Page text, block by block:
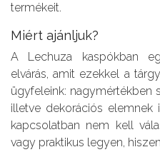
termékeit.
Miért ajánljuk?
A Lechuza kaspókban
elvárás, amit ezekkel a
ügyfeleink: nagymértékben
illetve dekorációs elemnek
kapcsolatban nem kell
vagy praktikus legyen,